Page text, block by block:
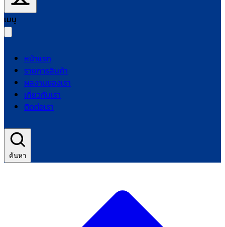
เมนู
หน้าแรก
รายการสินค้า
ผลงานของเรา
เกี่ยวกับเรา
ติดต่อเรา
ค้นหา